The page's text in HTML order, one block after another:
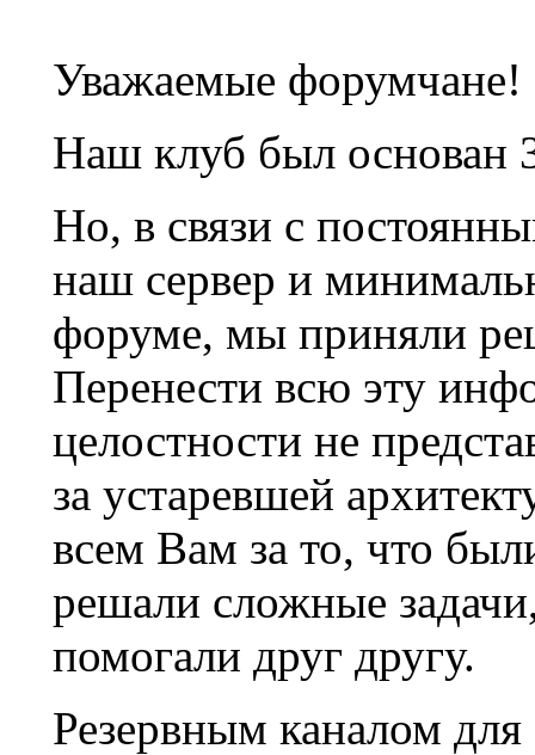
Уважаемые форумчане!
Наш клуб был основан
Но, в связи с
наш сервер и
форуме, мы приняли
Перенести всю эту
целостности не
за устаревшей
всем Вам за то, что
решали сложные
помогали друг другу.
Резервным каналом